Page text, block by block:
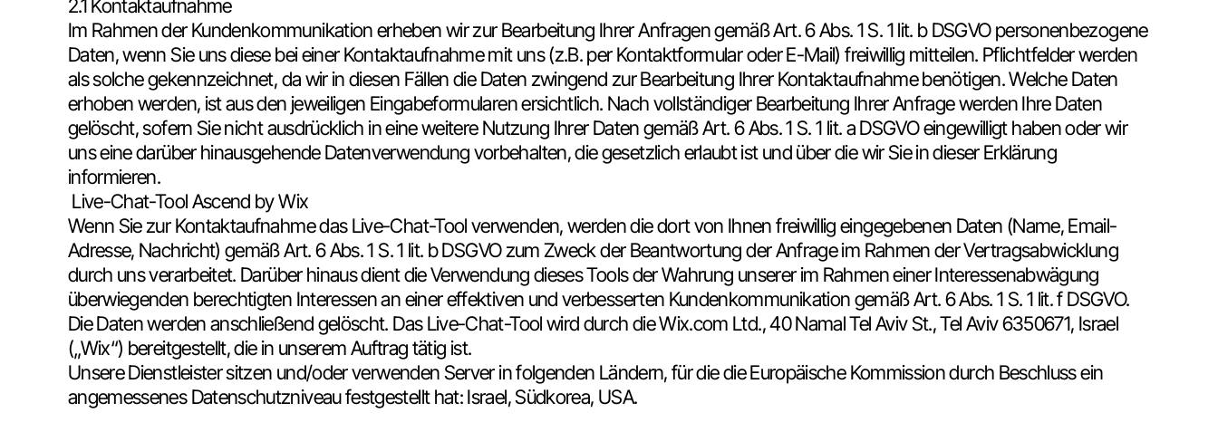
2.1 Kontaktaufnahme
Im Rahmen der Kundenkommunikation erheben wir zur Bearbeitung Ihrer Anfragen gemäß Art. 6 Abs. 1 S. 1 lit. b DSGVO personenbezogene
Daten, wenn Sie uns diese bei einer Kontaktaufnahme mit uns (z.B. per Kontaktformular oder E-Mail) freiwillig mitteilen. Pflichtfelder werden
als solche gekennzeichnet, da wir in diesen Fällen die Daten zwingend zur Bearbeitung Ihrer Kontaktaufnahme benötigen. Welche Daten
erhoben werden, ist aus den jeweiligen Eingabeformularen ersichtlich. Nach vollständiger Bearbeitung Ihrer Anfrage werden Ihre Daten
gelöscht, sofern Sie nicht ausdrücklich in eine weitere Nutzung Ihrer Daten gemäß Art. 6 Abs. 1 S. 1 lit. a DSGVO eingewilligt haben oder wir
uns eine darüber hinausgehende Datenverwendung vorbehalten, die gesetzlich erlaubt ist und über die wir Sie in dieser Erklärung
informieren.
Live-Chat-Tool Ascend by Wix
Wenn Sie zur Kontaktaufnahme das Live-Chat-Tool verwenden, werden die dort von Ihnen freiwillig eingegebenen Daten (Name, Email-
Adresse, Nachricht) gemäß Art. 6 Abs. 1 S. 1 lit. b DSGVO zum Zweck der Beantwortung der Anfrage im Rahmen der Vertragsabwicklung
durch uns verarbeitet. Darüber hinaus dient die Verwendung dieses Tools der Wahrung unserer im Rahmen einer Interessenabwägung
überwiegenden berechtigten Interessen an einer effektiven und verbesserten Kundenkommunikation gemäß Art. 6 Abs. 1 S. 1 lit. f DSGVO.
Die Daten werden anschließend gelöscht. Das Live-Chat-Tool wird durch die Wix.com Ltd., 40 Namal Tel Aviv St., Tel Aviv 6350671, Israel
(„Wix“) bereitgestellt, die in unserem Auftrag tätig ist.
Unsere Dienstleister sitzen und/oder verwenden Server in folgenden Ländern, für die die Europäische Kommission durch Beschluss ein
angemessenes Datenschutzniveau festgestellt hat: Israel, Südkorea, USA.